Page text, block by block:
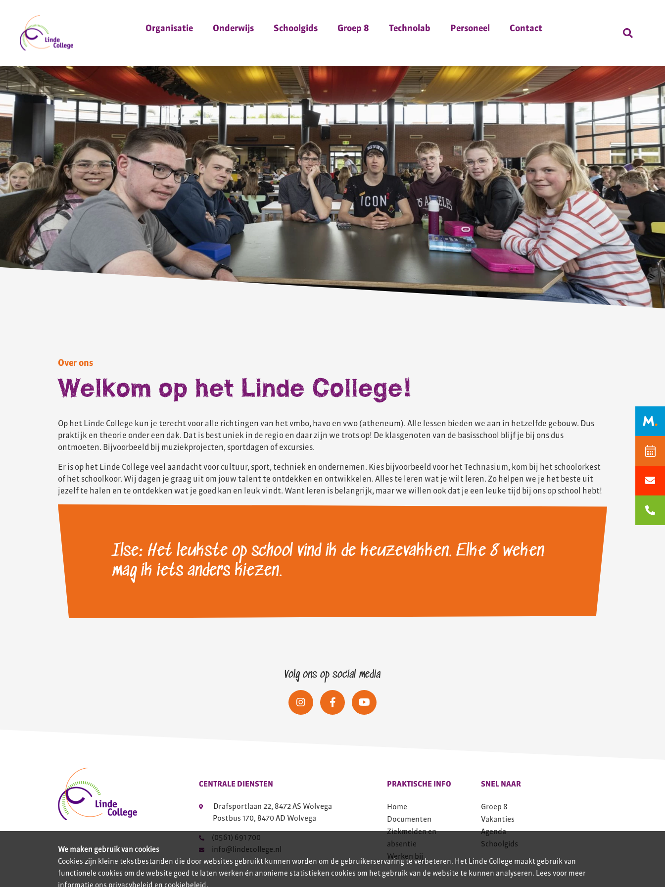
We maken gebruik van cookies
Cookies zijn kleine tekstbestanden die door websites gebruikt kunnen worden om de gebruikerservaring te verbeteren. Het Linde College maakt gebruik van
functionele cookies om de website goed te laten werken én anonieme statistieken cookies om het gebruik van de website te kunnen analyseren. Lees voor meer
informatie ons privacybeleid en cookiebeleid .
Organisatie Onderwijs Schoolgids Groep 8 Technolab Personeel Contact
Over ons
Welkom op het Linde College!
Op het Linde College kun je terecht voor alle richtingen van het vmbo, havo en vwo (atheneum). Alle lessen bieden we aan in hetzelfde gebouw. Dus
praktijk en theorie onder een dak. Dat is best uniek in de regio en daar zijn we trots op! De klasgenoten van de basisschool blijf je bij ons dus
ontmoeten. Bijvoorbeeld bij muziekprojecten, sportdagen of excursies.
Er is op het Linde College veel aandacht voor cultuur, sport, techniek en ondernemen. Kies bijvoorbeeld voor het Technasium, kom bij het schoolorkest
of het schoolkoor. Wij dagen je graag uit om jouw talent te ontdekken en ontwikkelen. Alles te leren wat je wilt leren. Zo helpen we je het beste uit
jezelf te halen en te ontdekken wat je goed kan en leuk vindt. Want leren is belangrijk, maar we willen ook dat je een leuke tijd bij ons op school hebt!
Ilse: Het leukste op school vind ik de keuzevakken. Elke 8 weken
mag ik iets anders kiezen.
Volg ons op social media
CENTRALE DIENSTEN
Drafsportlaan 22, 8472 AS Wolvega
Postbus 170, 8470 AD Wolvega
(0561) 691 700
info@lindecollege.nl
PRAKTISCHE INFO
Home
Documenten
Ziekmelden en
absentie
Werken bij
SNEL NAAR
Groep 8
Vakanties
Agenda
Schoolgids